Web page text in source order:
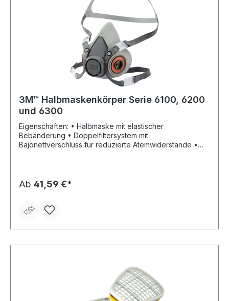
Str.1, 41460 Neuss, DE, +492131140,
3m.premiumcustomer.dach@mmm.com
3M™ Halbmaskenkörper Serie 6100, 6200
und 6300
Eigenschaften: • Halbmaske mit elastischer
Bebänderung • Doppelfiltersystem mit
Bajonettverschluss für reduzierte Atemwiderstände •
Breites Filtersortiment für vielfältige Einsatzbereiche •
Hochwertig und langlebig • Wartungsarm
Ab 41,59 €*